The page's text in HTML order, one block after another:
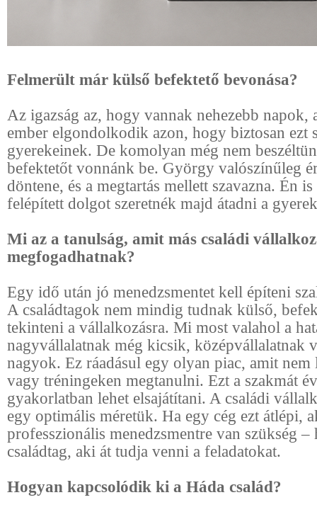
Felmerült már külső befektető bevonása?
Az igazság az, hogy vannak nehezebb napok,
ember elgondolkodik azon, hogy biztosan ezt
gyerekeinek. De komolyan még nem
befektetőt vonnánk be. György valószínűleg
döntene, és a megtartás mellett szavazna. Én
felépített dolgot szeretnék majd átadni a
Mi az a tanulság, amit más családi
megfogadhatnak?
Egy idő után jó menedzsmentet kell építeni
A családtagok nem mindig tudnak külső,
tekinteni a vállalkozásra. Mi most valahol a
nagyvállalatnak még kicsik, középvállalatnak
nagyok. Ez ráadásul egy olyan piac, amit nem
vagy tréningeken megtanulni. Ezt a szakmát
gyakorlatban lehet elsajátítani. A családi
egy optimális méretük. Ha egy cég ezt átlépi,
professzionális menedzsmentre van szükség
családtag, aki át tudja venni a feladatokat.
Hogyan kapcsolódik ki a Háda család?